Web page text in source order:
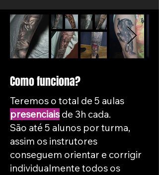
Como funciona?
Teremos o total de 5 aulas
presenciais de 3h cada.
São até 5 alunos por turma,
assim os instrutores
conseguem orientar e corrigir
individualmente todos os